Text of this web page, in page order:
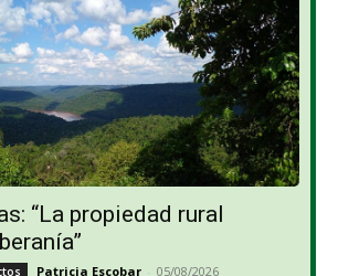
“La propiedad rural
Patricia Escobar - 05/08/2026